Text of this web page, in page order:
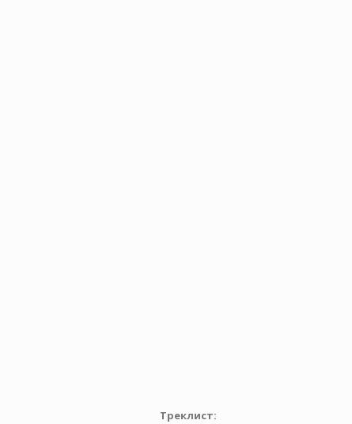
Треклист: